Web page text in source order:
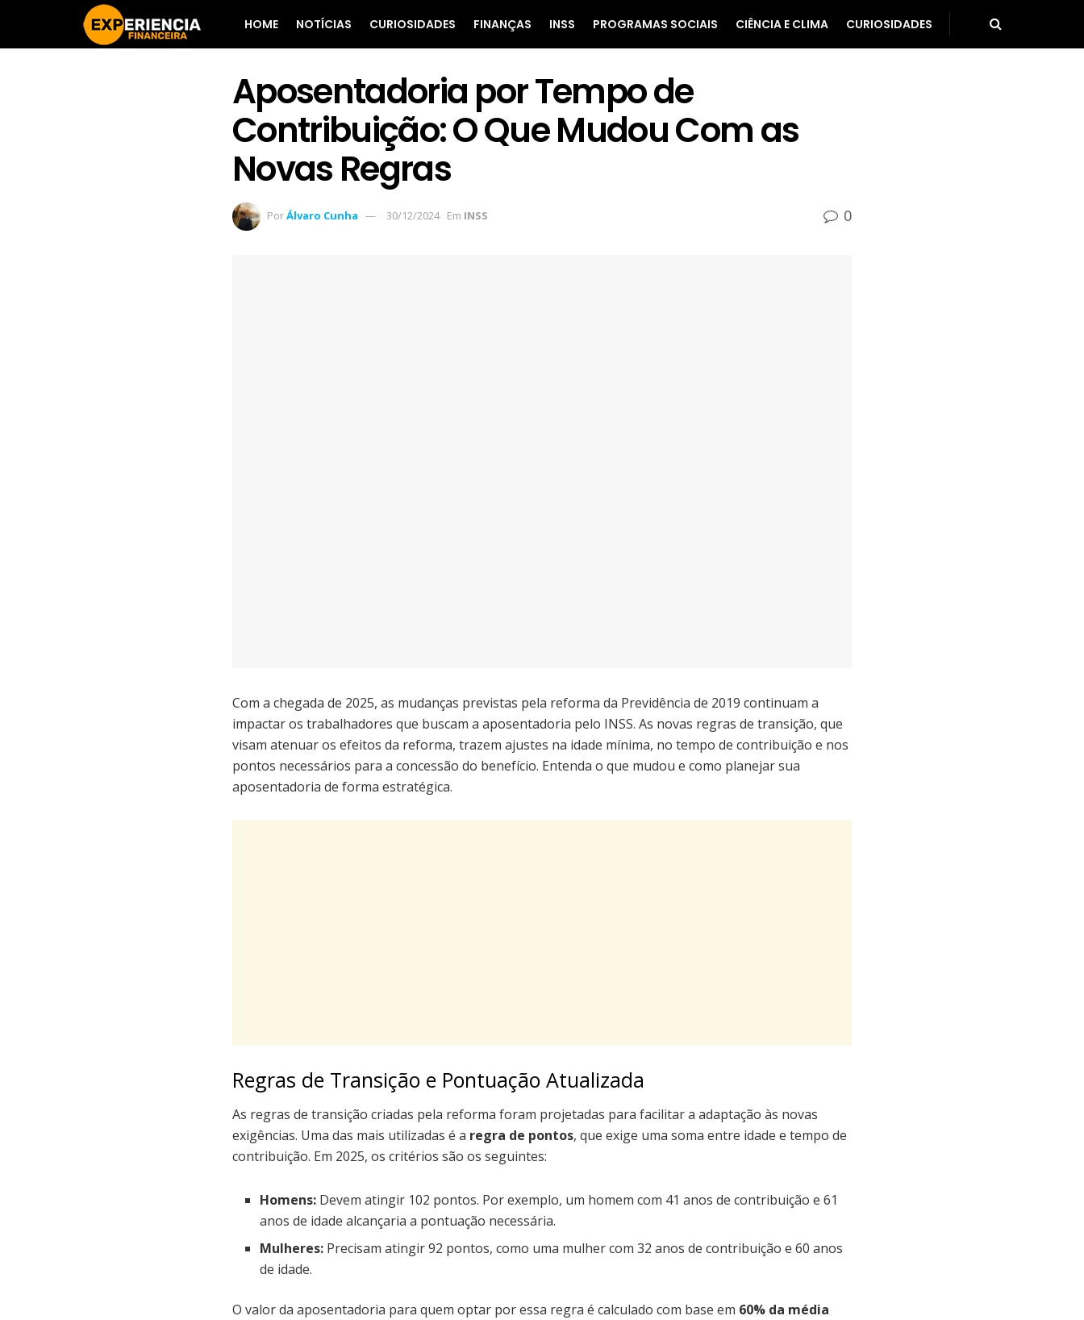
HOME NOTÍCIAS CURIOSIDADES FINANÇAS INSS PROGRAMAS SOCIAIS CIÊNCIA E CLIMA CURIOSIDADES
Aposentadoria por Tempo de
Contribuição: O Que Mudou Com as
Novas Regras
PorÁlvaro Cunha 30/12/2024 Em INSS 0
Com a chegada de 2025, as mudanças previstas pela reforma da Previdência de 2019 continuam a
impactar os trabalhadores que buscam a aposentadoria pelo INSS. As novas regras de transição, que
visam atenuar os efeitos da reforma, trazem ajustes na idade mínima, no tempo de contribuição e nos
pontos necessários para a concessão do benefício. Entenda o que mudou e como planejar sua
aposentadoria de forma estratégica.
Regras de Transição e Pontuação Atualizada
As regras de transição criadas pela reforma foram projetadas para facilitar a adaptação às novas
exigências. Uma das mais utilizadas é a regra de pontos, que exige uma soma entre idade e tempo de
contribuição. Em 2025, os critérios são os seguintes:
Homens: Devem atingir 102 pontos. Por exemplo, um homem com 41 anos de contribuição e 61
anos de idade alcançaria a pontuação necessária.
Mulheres: Precisam atingir 92 pontos, como uma mulher com 32 anos de contribuição e 60 anos
de idade.
O valor da aposentadoria para quem optar por essa regra é calculado com base em 60% da média